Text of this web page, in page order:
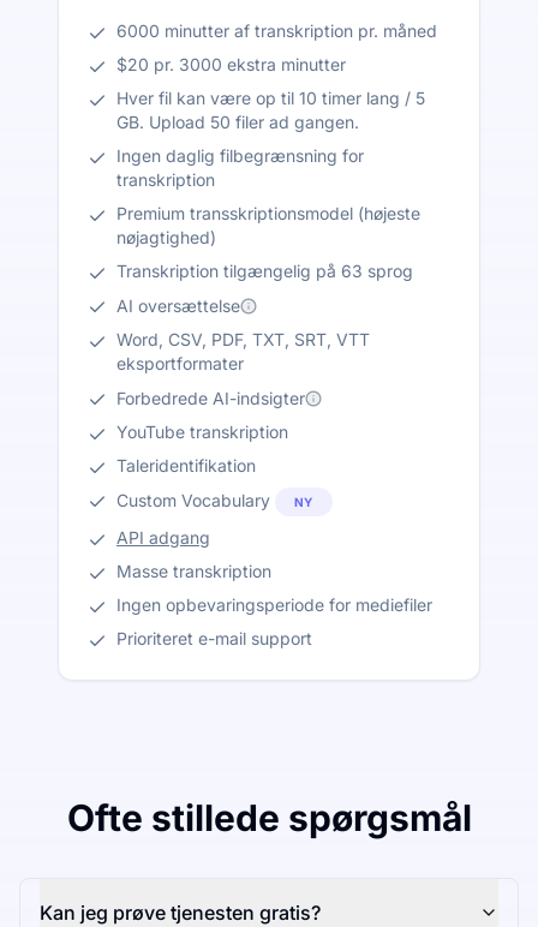
6000 minutter af transkription pr. måned
$20 pr. 3000 ekstra minutter
Hver fil kan være op til 10 timer lang / 5
GB. Upload 50 filer ad gangen.
Ingen daglig filbegrænsning for
transkription
Premium transskriptionsmodel (højeste
nøjagtighed)
Transkription tilgængelig på 63 sprog
AI oversættelse
Word, CSV, PDF, TXT, SRT, VTT
eksportformater
Forbedrede AI-indsigter
YouTube transkription
Taleridentifikation
Custom Vocabulary
NY
API adgang
Masse transkription
Ingen opbevaringsperiode for mediefiler
Prioriteret e-mail support
Ofte stillede spørgsmål
Kan jeg prøve tjenesten gratis?